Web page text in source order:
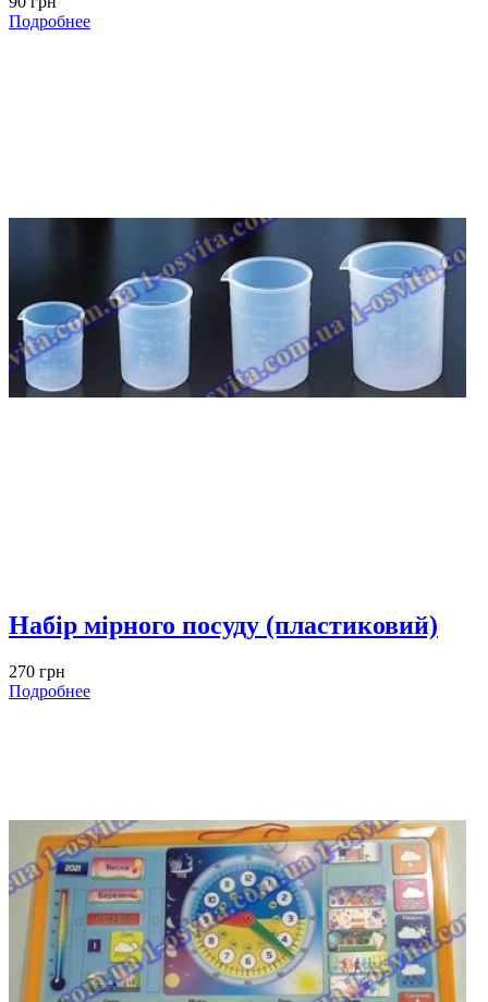
Подробнее
Набір мірного посуду (пластиковий)
270 грн
Подробнее